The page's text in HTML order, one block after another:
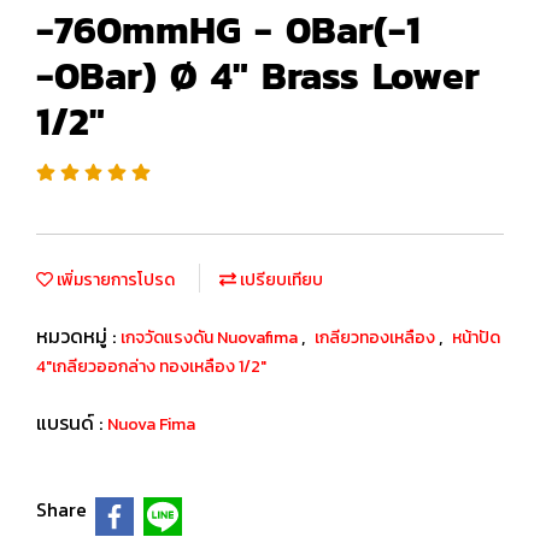
-760mmHG - 0Bar(-1
-0Bar) Ø 4" Brass Lower
1/2"
เพิ่มรายการโปรด เปรียบเทียบ
หมวดหมู่ : เกจวัดแรงดัน Nuovafima, เกลียวทองเหลือง, หน้าปัด
4"เกลียวออกล่าง ทองเหลือง 1/2"
แบรนด์ : Nuova Fima
Share